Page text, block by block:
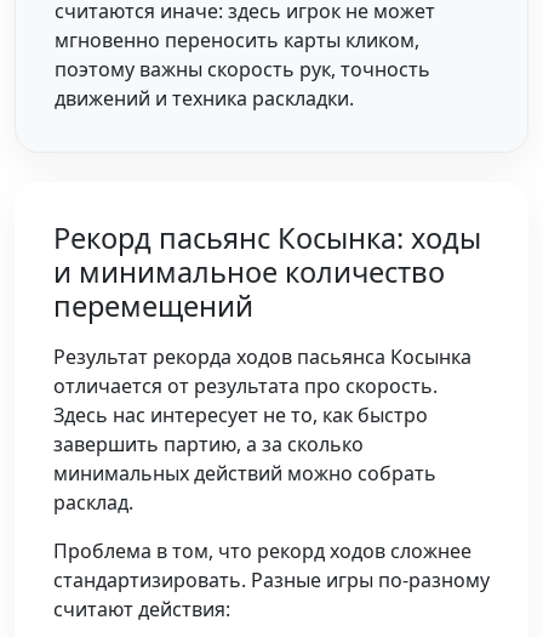
считаются иначе: здесь игрок не может
мгновенно переносить карты кликом,
поэтому важны скорость рук, точность
движений и техника раскладки.
Рекорд пасьянс Косынка: ходы
и минимальное количество
перемещений
Результат рекорда ходов пасьянса Косынка
отличается от результата про скорость.
Здесь нас интересует не то, как быстро
завершить партию, а за сколько
минимальных действий можно собрать
расклад.
Проблема в том, что рекорд ходов сложнее
стандартизировать. Разные игры по-разному
считают действия: